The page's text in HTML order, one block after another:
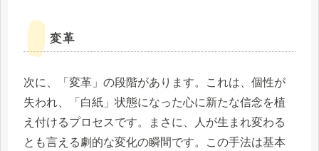
変革
次に、「変革」の段階があります。これは、個性が
失われ、「白紙」状態になった心に新たな信念を植
え付けるプロセスです。まさに、人が生まれ変わる
とも言える劇的な変化の瞬間です。この手法は基本